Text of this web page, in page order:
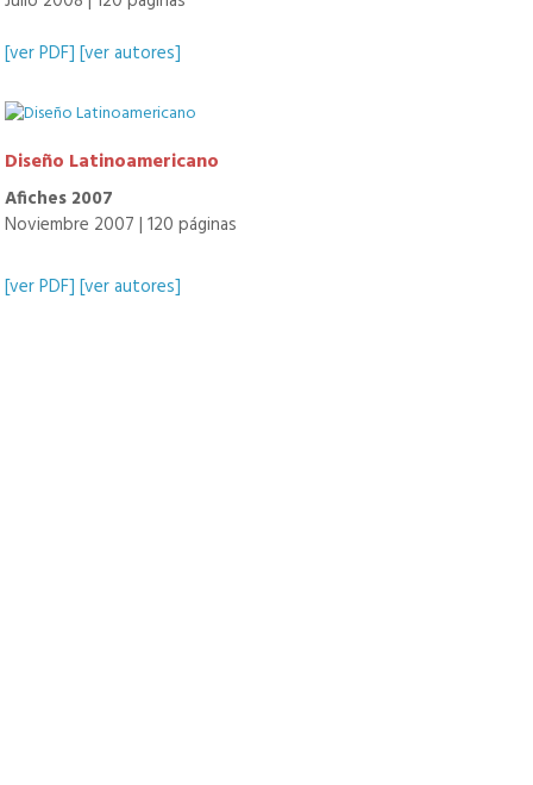
[ver PDF] [ver autores]
Diseño Latinoamericano
Afiches 2007
Noviembre 2007 | 120 páginas
[ver PDF] [ver autores]